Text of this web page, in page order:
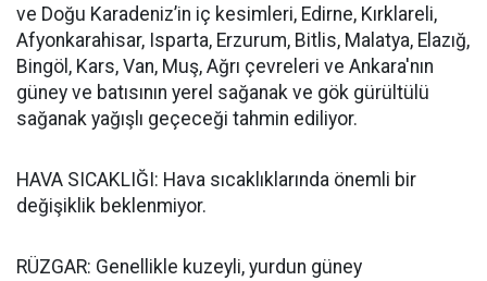
ve Doğu Karadeniz’in iç kesimleri, Edirne, Kırklareli,
Afyonkarahisar, Isparta, Erzurum, Bitlis, Malatya, Elazığ,
Bingöl, Kars, Van, Muş, Ağrı çevreleri ve Ankara'nın
güney ve batısının yerel sağanak ve gök gürültülü
sağanak yağışlı geçeceği tahmin ediliyor.
HAVA SICAKLIĞI: Hava sıcaklıklarında önemli bir
değişiklik beklenmiyor.
RÜZGAR: Genellikle kuzeyli, yurdun güney